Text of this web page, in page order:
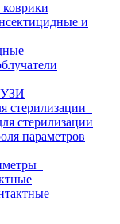
и
УЗИ
стерилизации
стерилизации
параметров